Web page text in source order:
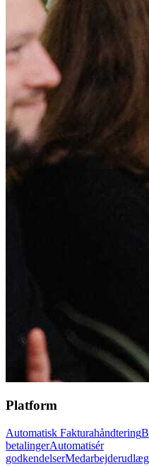
Platform
Automatisk Fakturahåndtering
betalingerAutomatisér
godkendelserMedarbejderudlæg